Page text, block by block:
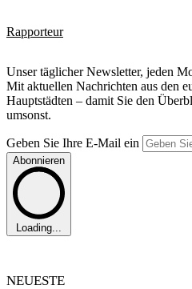
Rapporteur
Unser täglicher Newsletter, jeden
Mit aktuellen Nachrichten aus den
Hauptstädten – damit Sie den
umsonst.
Geben Sie Ihre E-Mail ein
Abonnieren
Loading...
NEUESTE